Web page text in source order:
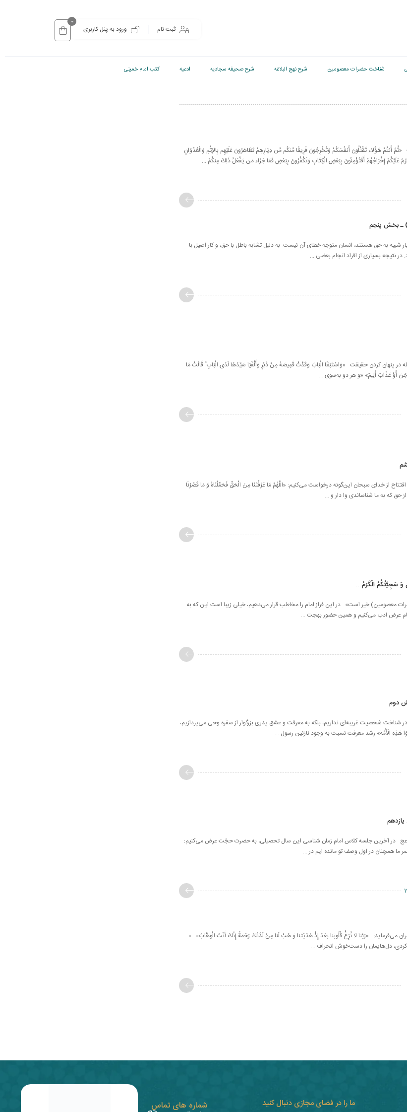
ثبت نام ورود به پنل کاربری
0
شناخت حضرات معصومین شرح نهج البلاغه شرح صحیفه سجادیه ادعیه کتب امام خمینی
أَنتُمْ هَؤُلاء تَقْتُلُونَ أَنفُسَكُمْ وَتُخْرِجُونَ فَرِيقًا مِّنكُم مِّن دِيَارِهِمْ تَظَاهَرُونَ عَلَيْهِم بِالإِثْمِ وَالْعُدْوَانِ
عَلَيْكُمْ إِخْرَاجُهُمْ أَفَتُؤْمِنُونَ بِبَعْضِ الْكِتَابِ وَتَكْفُرُونَ بِبَعْضٍ فَمَا جَزَاء مَن يَفْعَلُ ذَلِكَ مِنكُمْ ...
ـ بخش پنجم
شبیه به حق هستند، انسان متوجه خطای آن نیست. به دلیل تشابه باطل با حق، و کار اصیل با
نتیجه بسیاری از افراد انجام بعضی ...
در پنهان کردن حقیقت «وَاسْتَبَقَا الْبَابَ وَقَدَّتْ قَمِيصَهُ مِنْ دُبُرٍ وَأَلْفَيَا سَيِّدَهَا لَدَى الْبَابِ ۚ قَالَتْ مَا
أَوْ عَذَابٌ أَلِيمٌ» «و هر دو به‌سوی ...
از خدای سبحان این‌گونه درخواست می‌کنیم: «اللَّهُمَّ مَا عَرَّفْتَنَا مِنَ الْحَقِّ فَحَمِّلْنَاهُ وَ مَا قَصُرْنَا
حق که به ما شناساندی وا دار و ...
وَ سَجِيَّتُكُمُ الْكَرَمُ…
معصومین) خیر است» در این فراز امام را مخاطب قرار می‌دهیم، خیلی زیبا است این که به
عرض ادب می‌کنیم و همین حضور بهجت ...
دوم
شخصیت غریبه‌ای نداریم، بلكه به معرفت و عشق پدری بزرگوار از سفره وحی می‌پردازیم،
هَذِهِ‏ الْأُمَّة» رشد معرفت نسبت به وجود نازنین رسول ...
عج در آخرین جلسه کلاس امام زمان شناسی این سال تحصیلی، به حضرت حجّت عرض می‌کنیم:
همچنان در اول وصف تو مانده ایم در ...
مبارکه آل عمران می‌فرماید: «رَبَّنا لا تُزِغْ قُلُوبَنا بَعْدَ إِذْ هَدَيْتَنا وَ هَبْ‏ لَنا مِنْ‏ لَدُنْكَ رَحْمَةً إِنَّكَ أَنْتَ الْوَهَّابُ»‌ «
كردى، دل‌هايمان را دست‌خوش انحراف ...
شماره های تماس ما را در فضای مجازی دنبال کنید